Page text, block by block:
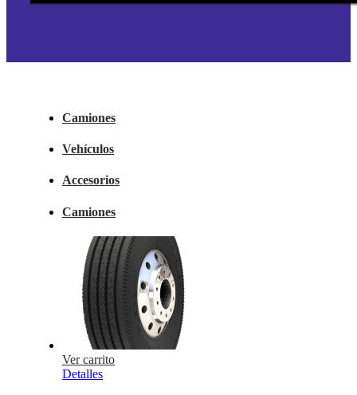
Camiones
Vehículos
Accesorios
Camiones
Ver carrito
Detalles